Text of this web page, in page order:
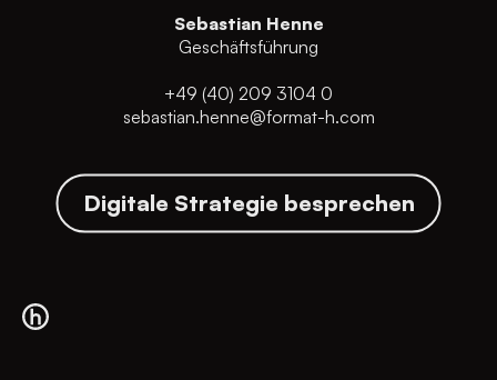
Sebastian Henne
Geschäftsführung
+49 (40) 209 3104 0
sebastian.henne@format-h.com
Digitale Strategie besprechen